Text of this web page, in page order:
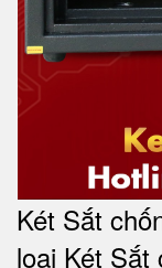
Két Sắt
loại Két